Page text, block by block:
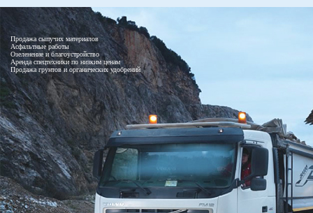
Продажа сыпучих материалов
Асфальтные работы
Озеленение и благоустройство
Аренда спецтехники по низким ценам
Продажа грунтов и органических удобрений